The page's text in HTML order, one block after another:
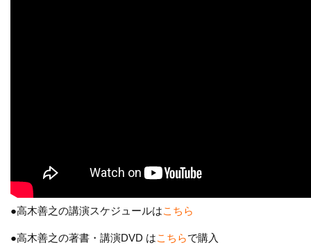
●高木善之の講演スケジュールはこちら
●高木善之の著書・講演DVD はこちらで購入